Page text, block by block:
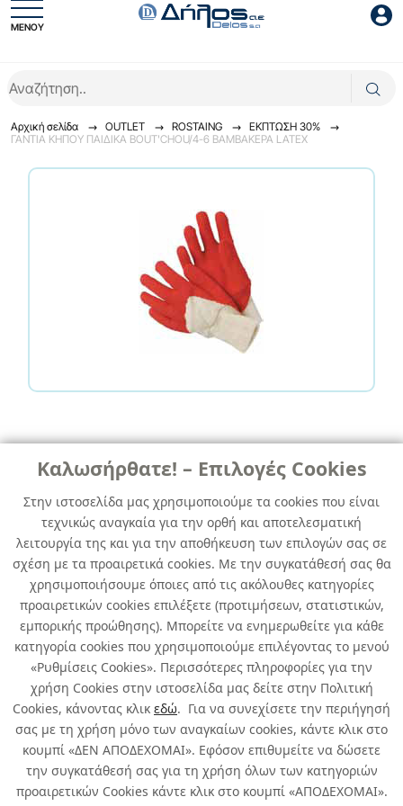
Καλωσήρθατε! – Επιλογές Cookies
Στην ιστοσελίδα μας χρησιμοποιούμε τα cookies που είναι
τεχνικώς αναγκαία για την ορθή και αποτελεσματική
λειτουργία της και για την αποθήκευση των επιλογών σας σε
σχέση με τα προαιρετικά cookies. Με την συγκατάθεσή σας θα
χρησιμοποιήσουμε όποιες από τις ακόλουθες κατηγορίες
προαιρετικών cookies επιλέξετε (προτιμήσεων, στατιστικών,
εμπορικής προώθησης). Μπορείτε να ενημερωθείτε για κάθε
κατηγορία cookies που χρησιμοποιούμε επιλέγοντας το μενού
«Ρυθμίσεις Cookies». Περισσότερες πληροφορίες για την
χρήση Cookies στην ιστοσελίδα μας δείτε στην Πολιτική
Cookies, κάνοντας κλικ εδώ. Για να συνεχίσετε την περιήγησή
σας με τη χρήση μόνο των αναγκαίων cookies, κάντε κλικ στο
κουμπί «ΔΕΝ ΑΠΟΔΕΧΟΜΑΙ». Εφόσον επιθυμείτε να δώσετε
την συγκατάθεσή σας για τη χρήση όλων των κατηγοριών
προαιρετικών Cookies κάντε κλικ στο κουμπί «ΑΠΟΔΕΧΟΜΑΙ».
ΜΕΝΟΥ
Ξέχασες το password;
Αρχική σελίδα OUTLET ROSTAING
ΕΚΠΤΩΣΗ 30%
ΓΑΝΤΙΑ ΚΗΠΟΥ ΠΑΙΔΙΚΑ BOUT'CHOU/4-6 ΒΑΜΒΑΚΕΡΑ LATEX
ΕΚΠΤΩΣΗ 30%
ΓΑΝΤΙΑ ΚΗΠΟΥ ΠΑΙΔΙΚΑ
BOUT'CHOU/4-6 ΒΑΜΒΑΚΕΡΑ LATEX
κωδ. 006818040
5τμχ / συσκευασία
100% Βαμβακερά με επίχριση latex και άρωμα φράουλας,
αντοχή στα αγκάθια.
Περιορισμένη Διαθεσιμότητα
Σχετικά με εμάς